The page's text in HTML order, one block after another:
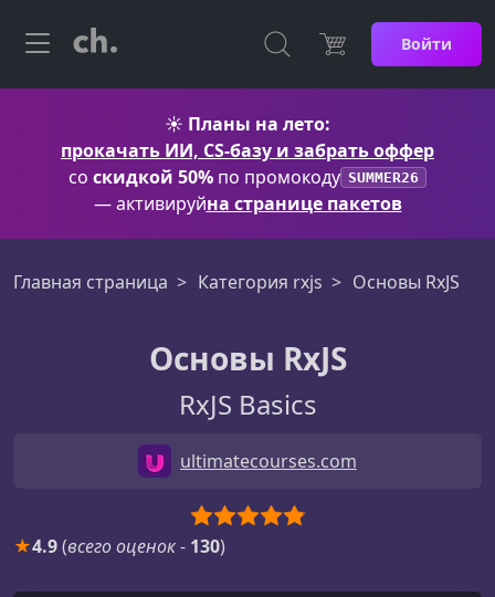
Войти
☀️ Планы на лето:
прокачать ИИ, CS-базу и забрать оффер
со скидкой 50% по промокоду SUMMER26
— активируйна странице пакетов
Главная страница Категория rxjs Основы RxJS
Основы RxJS
RxJS Basics
ultimatecourses.com
★4.9(всего оценок- 130)